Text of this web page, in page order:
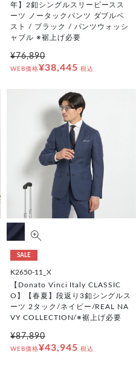
年】2釦シングルスリーピースス
ーツ ノータックパンツ ダブルベ
スト / ブラック / パンツウォッシ
ャブル ※裾上げ必要
¥76,890
WEB価格¥38,445 税込
SALE
K2650-11_X
【Donato Vinci Italy CLASSIC
O】【春夏】段返り3釦シングルス
ーツ 2タック/ネイビー/REAL NA
VY COLLECTION/※裾上げ必要
¥87,890
WEB価格¥43,945 税込